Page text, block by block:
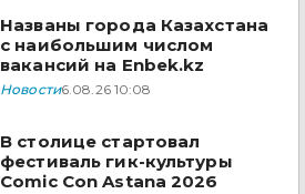
Названы города Казахстана
с наибольшим числом
вакансий на Enbek.kz
Новости6.08.26 10:08
В столице стартовал
фестиваль гик-культуры
Comic Con Astana 2026